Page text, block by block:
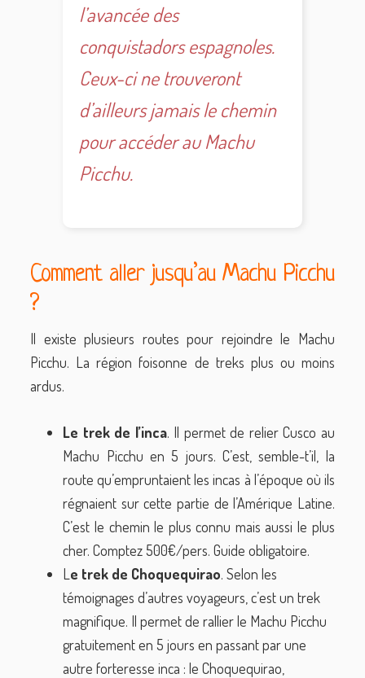
l’avancée des
conquistadors espagnoles.
Ceux-ci ne trouveront
d’ailleurs jamais le chemin
pour accéder au Machu
Picchu.
Comment aller jusqu’au Machu Picchu
?
Il existe plusieurs routes pour rejoindre le Machu
Picchu. La région foisonne de treks plus ou moins
ardus.
Le trek de l’inca. Il permet de relier Cusco au
Machu Picchu en 5 jours. C’est, semble-t’il, la
route qu’empruntaient les incas à l’époque où ils
régnaient sur cette partie de l’Amérique Latine.
C’est le chemin le plus connu mais aussi le plus
cher. Comptez 500€/pers. Guide obligatoire.
Le trek de Choquequirao. Selon les
témoignages d’autres voyageurs, c’est un trek
magnifique. Il permet de rallier le Machu Picchu
gratuitement en 5 jours en passant par une
autre forteresse inca : le Choquequirao,